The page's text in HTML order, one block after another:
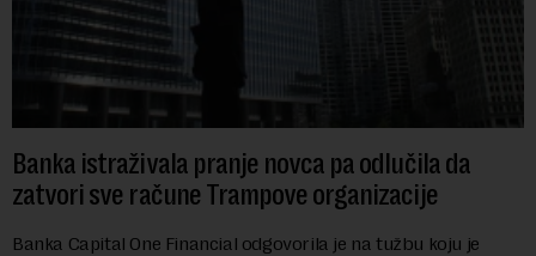
Banka istraživala pranje novca pa odlučila da
zatvori sve račune Trampove organizacije
Banka Capital One Financial odgovorila je na tužbu koju je